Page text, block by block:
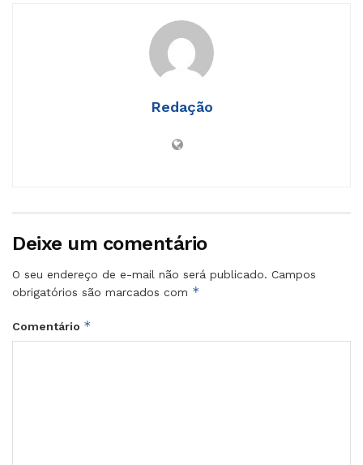
Redação
Deixe um comentário
O seu endereço de e-mail não será publicado. Campos
obrigatórios são marcados com *
Comentário *